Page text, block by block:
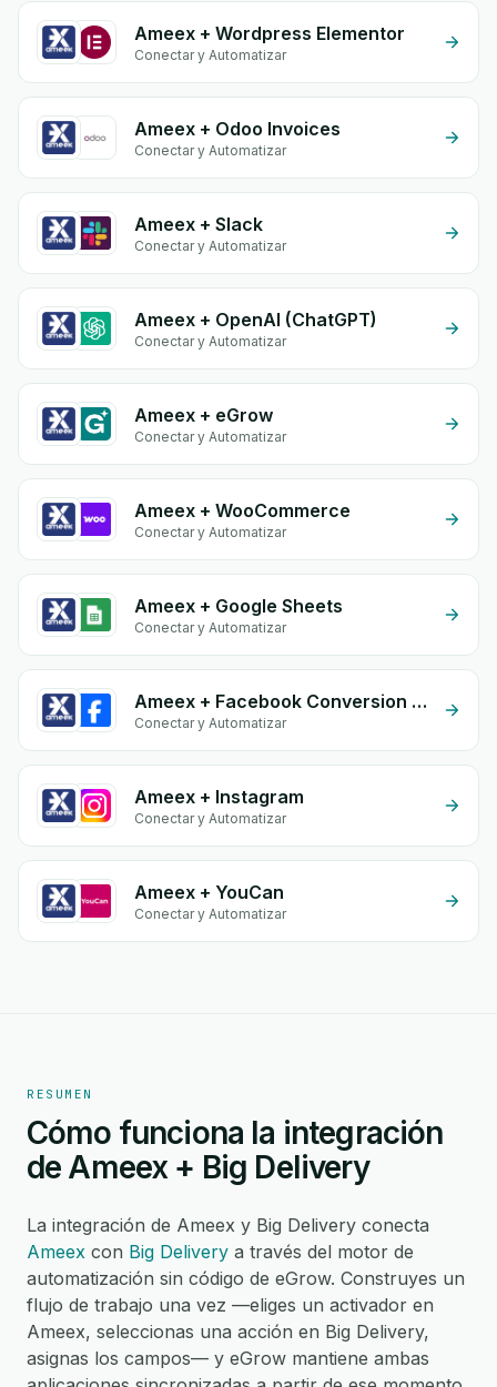
Ameex + Wordpress Elementor
Conectar y Automatizar
Ameex + Odoo Invoices
Conectar y Automatizar
Ameex + Slack
Conectar y Automatizar
Ameex + OpenAI (ChatGPT)
Conectar y Automatizar
Ameex + eGrow
Conectar y Automatizar
Ameex + WooCommerce
Conectar y Automatizar
Ameex + Google Sheets
Conectar y Automatizar
Ameex + Facebook Conversion API (CAPI)
Conectar y Automatizar
Ameex + Instagram
Conectar y Automatizar
Ameex + YouCan
Conectar y Automatizar
RESUMEN
Cómo funciona la integración
de Ameex + Big Delivery
La integración de Ameex y Big Delivery conecta
Ameex con Big Delivery a través del motor de
automatización sin código de eGrow. Construyes un
flujo de trabajo una vez —eliges un activador en
Ameex, seleccionas una acción en Big Delivery,
asignas los campos— y eGrow mantiene ambas